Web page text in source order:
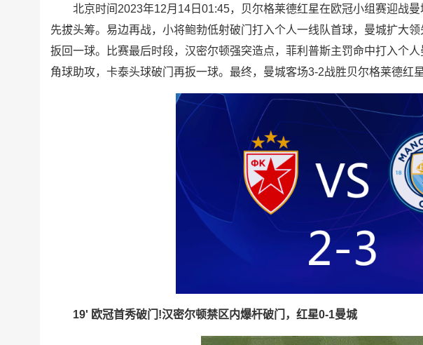
北京时间2023年12月14日01:45，贝尔格莱德红星在欧冠小组赛迎战曼
先拔头筹。易边再战，小将鲍勃低射破门打入个人一线队首球，曼城扩大
扳回一球。比赛最后时段，汉密尔顿强突造点，菲利普斯主罚命中打入个
角球助攻，卡泰头球破门再扳一球。最终，曼城客场3-2战胜贝尔格莱德红
19' 欧冠首秀破门!汉密尔顿禁区内爆杆破门，红星0-1曼城